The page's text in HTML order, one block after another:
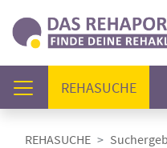
REHASUCHE
REHASUCHE